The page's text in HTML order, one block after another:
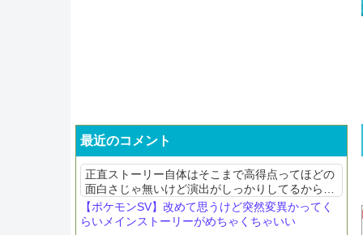
最近のコメント
正直ストーリー自体はそこまで高得点ってほどの
面白さじゃ無いけど演出がしっかりしてるから熱
い展開やいい後味になってる脚本家は普通だけど
監督に恵まれた映画みたいな感じ
【ポケモンSV】改めて思うけど突然変異かってく
らいメインストーリーがめちゃくちゃいい